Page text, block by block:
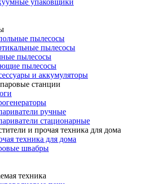
упаковщики
пылесосы
пылесосы
пылесосы
пылесосы
и аккумуляторы
станции
ручные
стационарные
и прочая техника для дома
техника для дома
швабры
техника